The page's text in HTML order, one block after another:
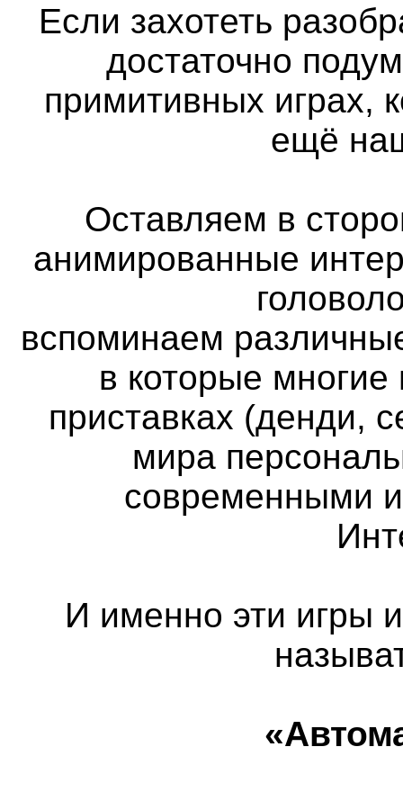
Если захотеть
достаточно
примитивных играх,
ещё
Оставляем в
анимированные
вспоминаем
в которые
приставках (денди,
мира
современными
И именно эти игры